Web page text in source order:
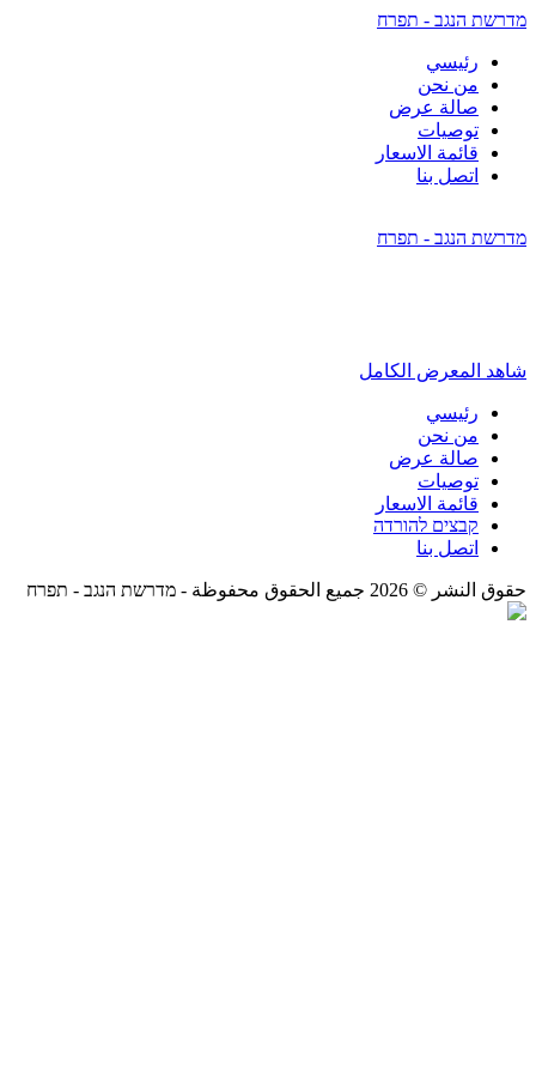
מדרשת הנגב - תפרח
رئيسي
من نحن
صالة عرض
توصيات
قائمة الاسعار
اتصل بنا
מדרשת הנגב - תפרח
شاهد المعرض الكامل
رئيسي
من نحن
صالة عرض
توصيات
قائمة الاسعار
קבצים להורדה
اتصل بنا
حقوق النشر © 2026 جميع الحقوق محفوظة - מדרשת הנגב - תפרח